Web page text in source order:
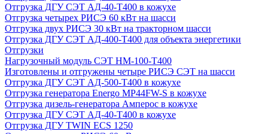
Отгрузка ДГУ СЭТ АД-40-Т400 в кожухе
Отгрузка четырех РИСЭ 60 кВт на шасси
Отгрузка двух РИСЭ 30 кВт на тракторном шасси
Отгрузка ДГУ СЭТ АД-400-Т400 для объекта энергетики
Отгрузки
Нагрузочный модуль СЭТ НМ-100-Т400
Изготовлены и отгружены четыре РИСЭ СЭТ на шасси
Отгрузка ДГУ СЭТ АД-500-Т400 в кожухе
Отгрузка генератора Energo MP44FW-S в кожухе
Отгрузка дизель-генератора Амперос в кожухе
Отгрузка ДГУ СЭТ АД-40-Т400 в кожухе
Отгрузка ДГУ TWIN ECS 1250